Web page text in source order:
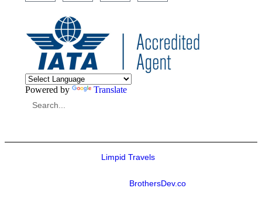
Powered by Translate
Limpid Travels
BrothersDev.co